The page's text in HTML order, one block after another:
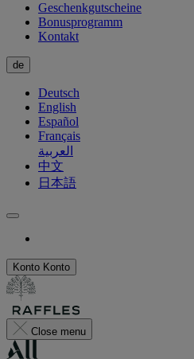
Geschenkgutscheine
Bonusprogramm
Kontakt
de
Deutsch
English
Español
Français
العربية
中文
日本語
Konto Konto
Close menu